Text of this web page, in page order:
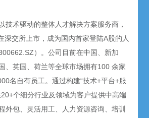
技术驱动的整体人才解决方案服务商，
深交所上市，成为国内首家登陆A股的人
）。公司目前在中国、新加
、英国、荷兰等全球市场拥有100 余家
名自有员工。通过构建“技术+平台+服
个细分行业及领域为客户提供中高端
外包、灵活用工、人力资源咨询、培训